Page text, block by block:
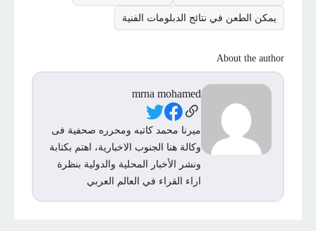
يمكن الطعن في نتائج الدبلومات الفنية
About the author
mrna mohamed
Social Links
ميرنا محمد كاتبه ومحرره صحفية فى
وكالة هنا الجنوب الاخبارية، اهتم بكتابة
ونشر الأخبار المحلية والدولية بنظرة
اراء القراء في العالم العربي